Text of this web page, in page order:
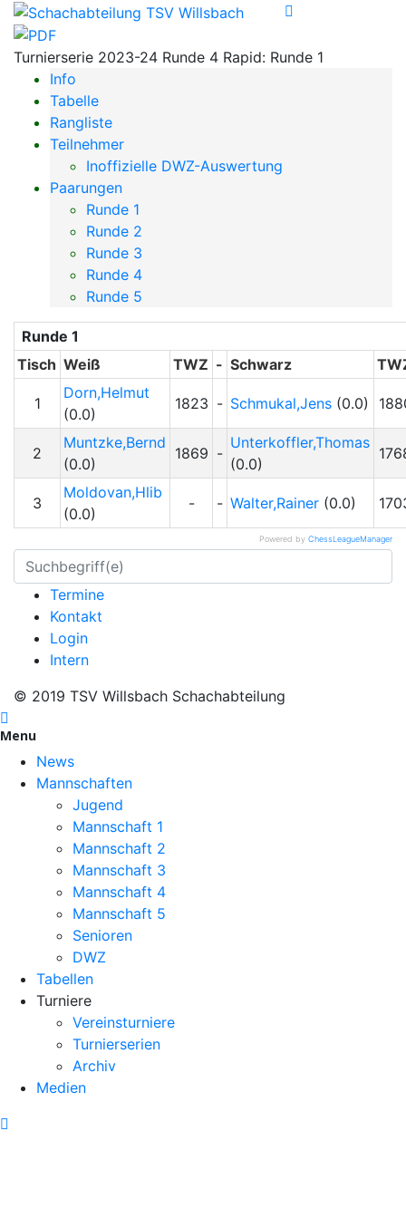
Turnierserie 2023-24 Runde 4 Rapid: Runde 1
Info
Tabelle
Rangliste
Teilnehmer
Inoffizielle DWZ-Auswertung
Paarungen
Runde 1
Runde 2
Runde 3
Runde 4
Runde 5
Runde 1
Tisch Weiß TWZ - Schwarz
1
Dorn,Helmut
(0.0)
1823 - Schmukal,Jens (0.0)
2
Muntzke,Bernd
(0.0)
1869 -
Unterkoffler,Thomas
(0.0)
3
Moldovan,Hlib
(0.0)
- - Walter,Rainer (0.0)
Powered by ChessLeagueManager
Termine
Kontakt
Login
Intern
© 2019 TSV Willsbach Schachabteilung
Menu
News
Mannschaften
Jugend
Mannschaft 1
Mannschaft 2
Mannschaft 3
Mannschaft 4
Mannschaft 5
Senioren
DWZ
Tabellen
Turniere
Vereinsturniere
Turnierserien
Archiv
Medien